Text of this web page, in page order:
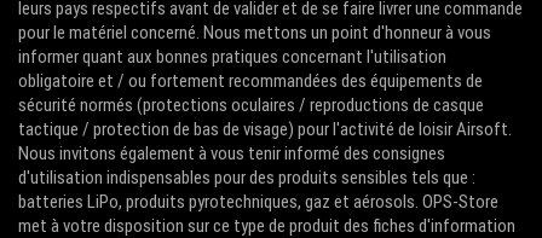
leurs pays respectifs avant de valider et de se faire livrer une commande
pour le matériel concerné. Nous mettons un point d'honneur à vous
informer quant aux bonnes pratiques concernant l'utilisation
obligatoire et / ou fortement recommandées des équipements de
sécurité normés (protections oculaires / reproductions de casque
tactique / protection de bas de visage) pour l'activité de loisir Airsoft.
Nous invitons également à vous tenir informé des consignes
d'utilisation indispensables pour des produits sensibles tels que :
batteries LiPo, produits pyrotechniques, gaz et aérosols. OPS-Store
met à votre disposition sur ce type de produit des fiches d'information